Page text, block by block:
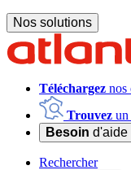
Nos solutions
Téléchargez nos
Trouvez un
Besoin d'aide
Rechercher